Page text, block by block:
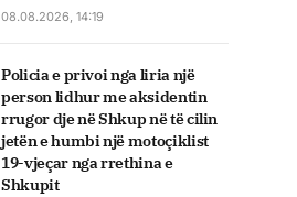
08.08.2026, 14:19
Policia e privoi nga liria një
person lidhur me aksidentin
rrugor dje në Shkup në të cilin
jetën e humbi një motoçiklist
19-vjeçar nga rrethina e
Shkupit